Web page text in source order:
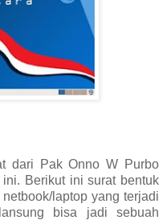
dari Pak Onno W Purbo
Berikut ini surat bentuk
laptop yang terjadi
bisa jadi sebuah